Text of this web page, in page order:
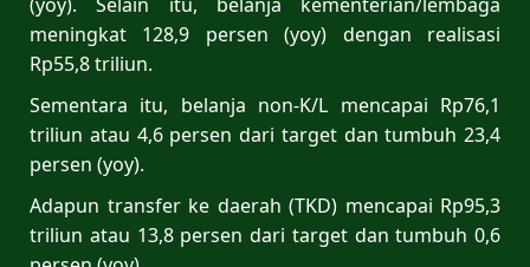
meningkat 128,9 persen (yoy) dengan realisasi
Rp55,8 triliun.
Sementara itu, belanja non-K/L mencapai Rp76,1
triliun atau 4,6 persen dari target dan tumbuh 23,4
persen (yoy).
Adapun transfer ke daerah (TKD) mencapai Rp95,3
triliun atau 13,8 persen dari target dan tumbuh 0,6